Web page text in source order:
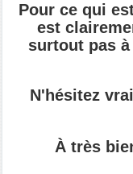
Pour ce qui
est
surtout pas
N'hésitez
À très